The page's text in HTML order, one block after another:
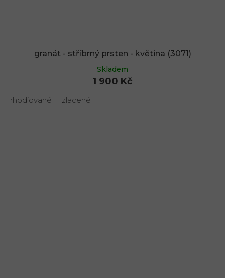
granát - stříbrný prsten - květina (3071)
Skladem
1 900 Kč
rhodiované zlacené